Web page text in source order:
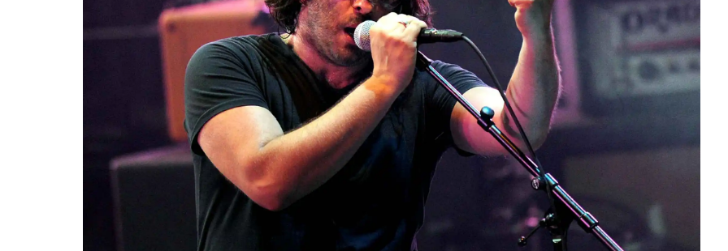
FAV 2026 : Le Guide Pratique
De La Foire Aux Vins De
Colmar
31 Juillet 2026
Tomorrowland 2027 : Dates,
Billetterie Et Ce Que L’on
Sait Déjà
6 Août 2026